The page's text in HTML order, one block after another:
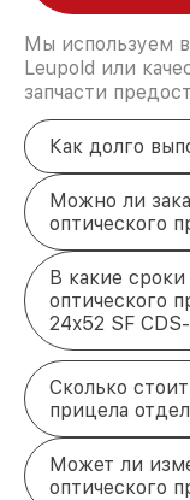
Мы используем в
Leupold или
запчасти
Как долго
Можно ли
оптического
В какие
оптического
24x52 SF
Сколько
прицела
Может ли
оптического